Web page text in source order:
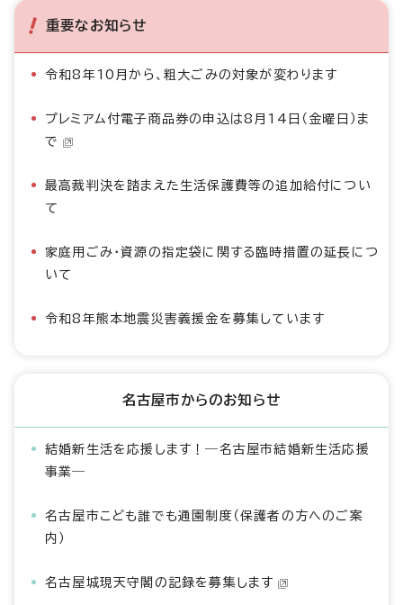
重要なお知らせ
令和8年10月から、粗大ごみの対象が変わります
プレミアム付電子商品券の申込は8月14日（金曜日）ま
で
最高裁判決を踏まえた生活保護費等の追加給付につい
て
家庭用ごみ・資源の指定袋に関する臨時措置の延長につ
いて
令和8年熊本地震災害義援金を募集しています
名古屋市からのお知らせ
結婚新生活を応援します！―名古屋市結婚新生活応援
事業―
名古屋市こども誰でも通園制度（保護者の方へのご案
内）
名古屋城現天守閣の記録を募集します